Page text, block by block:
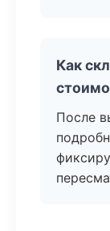
Как
После